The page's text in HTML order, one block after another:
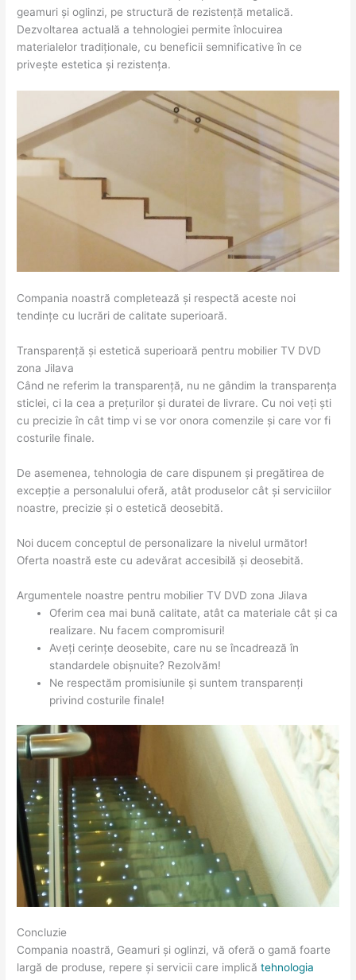
geamuri și oglinzi, pe structură de rezistență metalică.
Dezvoltarea actuală a tehnologiei permite înlocuirea
materialelor tradiționale, cu beneficii semnificative în ce
privește estetica și rezistența.
Compania noastră completează și respectă aceste noi
tendințe cu lucrări de calitate superioară.
Transparență și estetică superioară pentru mobilier TV DVD
zona Jilava
Când ne referim la transparență, nu ne gândim la transparența
sticlei, ci la cea a prețurilor și duratei de livrare. Cu noi veți ști
cu precizie în cât timp vi se vor onora comenzile și care vor fi
costurile finale.
De asemenea, tehnologia de care dispunem și pregătirea de
excepție a personalului oferă, atât produselor cât și serviciilor
noastre, precizie și o estetică deosebită.
Noi ducem conceptul de personalizare la nivelul următor!
Oferta noastră este cu adevărat accesibilă și deosebită.
Argumentele noastre pentru mobilier TV DVD zona Jilava
Oferim cea mai bună calitate, atât ca materiale cât și ca
realizare. Nu facem compromisuri!
Aveți cerințe deosebite, care nu se încadrează în
standardele obișnuite? Rezolvăm!
Ne respectăm promisiunile și suntem transparenți
privind costurile finale!
Concluzie
Compania noastră, Geamuri și oglinzi, vă oferă o gamă foarte
largă de produse, repere și servicii care implicătehnologia